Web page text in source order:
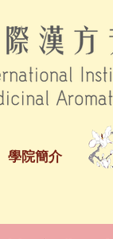
學院簡介